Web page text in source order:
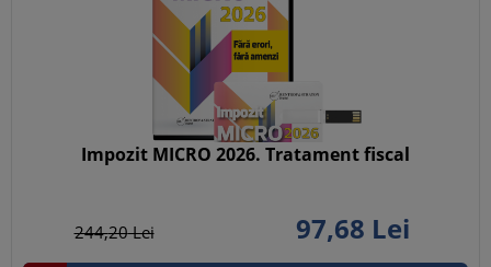
Impozit MICRO 2026. Tratament fiscal
244,20Lei 97,68 Lei